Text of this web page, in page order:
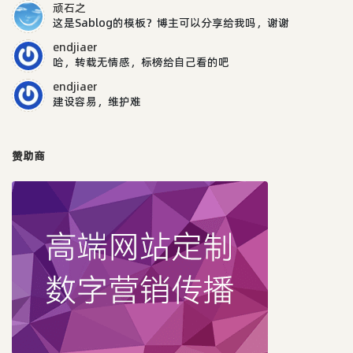
顽石之
这是Sablog的模板？博主可以分享给我吗，谢谢
endjiaer
哈，转载无情感，标榜给自己看的吧
endjiaer
建设容易，维护难
赞助商